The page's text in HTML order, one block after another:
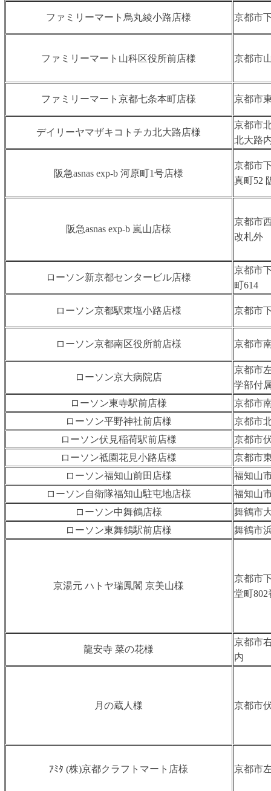
ファミリーマート烏丸綾小路店様 京都市
ファミリーマート山科区役所前店様 京都市
ファミリーマート京都七条本町店様 京都市
デイリーヤマザキコトチカ北大路店様
京都市
北大路
阪急asnas exp-b 河原町1号店様
京都市
真町52
阪急asnas exp-b 嵐山店様
京都市
改札外
ローソン新京都センタービル店様
京都市
町614
ローソン京都駅東塩小路店様 京都市
ローソン京都南区役所前店様 京都市
ローソン京大病院店
京都市
学部付
ローソン東寺駅前店様
京都市
ローソン平野神社前店様
京都市
ローソン伏見稲荷駅前店様
京都市
ローソン祗園花見小路店様
京都市
ローソン福知山前田店様
福知山
ローソン自衛隊福知山駐屯地店様
福知山
ローソン中舞鶴店様
舞鶴市
ローソン東舞鶴駅前店様
舞鶴市
京湯元 ハトヤ瑞鳳閣 京美山様
京都市
堂町802
龍安寺 菜の花様
京都市
内
月の蔵人様 京都市
ｱﾐﾀ (株)京都クラフトマート店様 京都市